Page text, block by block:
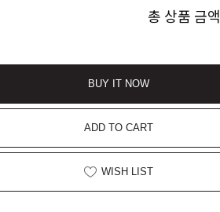
총 상품 금액
BUY IT NOW
ADD TO CART
WISH LIST